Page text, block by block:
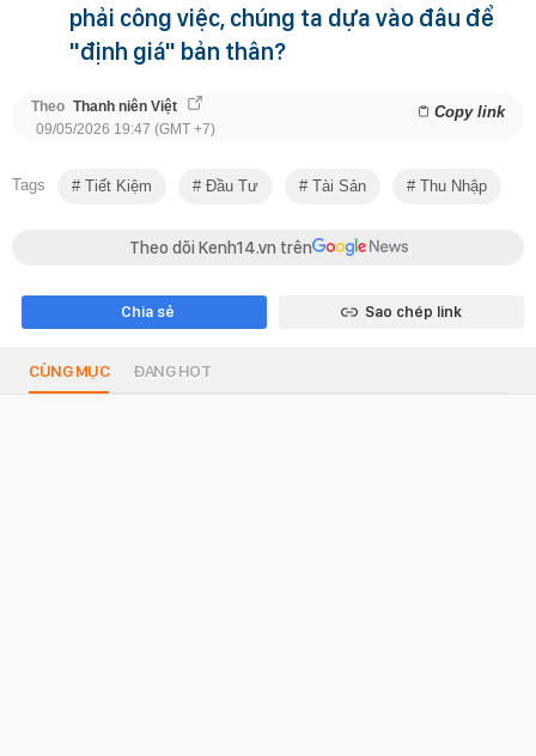
phải công việc, chúng ta dựa vào đâu để
"định giá" bản thân?
Theo Thanh niên Việt Copy link
09/05/2026 19:47 (GMT +7)
Tags Tiết Kiệm Đầu Tư Tài Sản Thu Nhập
Theo dõi Kenh14.vn trên
Chia sẻ Sao chép link
CÙNG MỤC ĐANG HOT